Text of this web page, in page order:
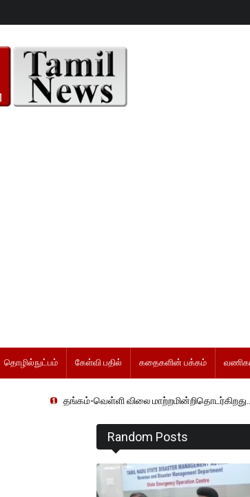
தொழில்நுட்பம் கேள்வி பதில் கதைகளின் பக்கம்
தங்கம்-வெள்ளி விலை மாற்றமின்றிதொடர்கிறது..
Random Posts